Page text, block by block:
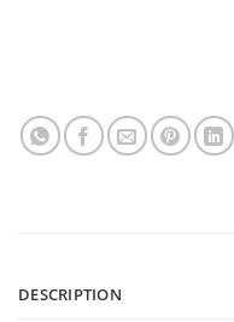
DESCRIPTION